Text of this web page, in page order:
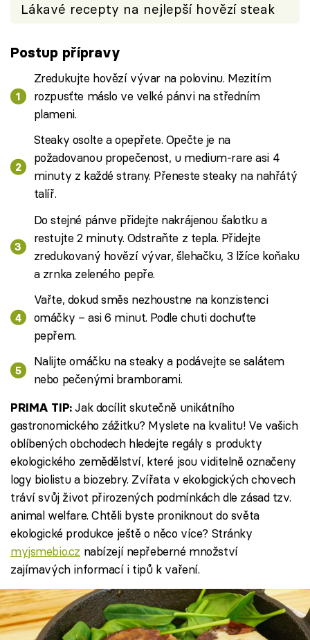
Lákavé recepty na nejlepší hovězí steak
Postup přípravy
Zredukujte hovězí vývar na polovinu. Mezitím
rozpusťte máslo ve velké pánvi na středním
plameni.
Steaky osolte a opepřete. Opečte je na
požadovanou propečenost, u medium-rare asi 4
minuty z každé strany. Přeneste steaky na nahřátý
talíř.
Do stejné pánve přidejte nakrájenou šalotku a
restujte 2 minuty. Odstraňte z tepla. Přidejte
zredukovaný hovězí vývar, šlehačku, 3 lžíce koňaku
a zrnka zeleného pepře.
Vařte, dokud směs nezhoustne na konzistenci
omáčky – asi 6 minut. Podle chuti dochuťte
pepřem.
Nalijte omáčku na steaky a podávejte se salátem
nebo pečenými bramborami.
PRIMA TIP:Jak docílit skutečně unikátního
gastronomického zážitku? Myslete na kvalitu! Ve vašich
oblíbených obchodech hledejte regály s produkty
ekologického zemědělství, které jsou viditelně označeny
logy biolistu a biozebry. Zvířata v ekologických chovech
tráví svůj život přirozených podmínkách dle zásad tzv.
animal welfare. Chtěli byste proniknout do světa
ekologické produkce ještě o něco více? Stránky
myjsmebio.cz nabízejí nepřeberné množství
zajímavých informací i tipů k vaření.